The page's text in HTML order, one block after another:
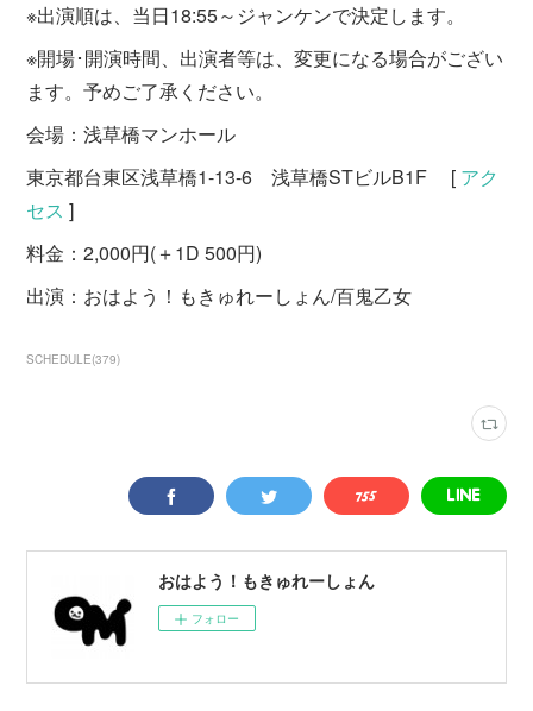
※出演順は、当日18:55～ジャンケンで決定します。
※開場･開演時間、出演者等は、変更になる場合がござい
ます。予めご了承ください。
会場：浅草橋マンホール
東京都台東区浅草橋1-13-6 浅草橋STビルB1F [ アク
セス ]
料金：2,000円(＋1D 500円)
出演：おはよう！もきゅれーしょん/百鬼乙女
SCHEDULE(379)
おはよう！もきゅれーしょん
フォロー